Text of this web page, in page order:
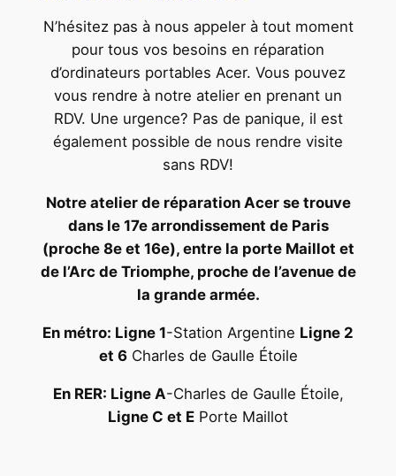
N’hésitez pas à nous appeler à tout moment
pour tous vos besoins en réparation
d’ordinateurs portables Acer. Vous pouvez
vous rendre à notre atelier en prenant un
RDV. Une urgence? Pas de panique, il est
également possible de nous rendre visite
sans RDV!
Notre atelier de réparation Acer se trouve
dans le 17e arrondissement de Paris
(proche 8e et 16e), entre la porte Maillot et
de l’Arc de Triomphe, proche de l’avenue de
la grande armée.
En métro: Ligne 1-Station Argentine Ligne 2
et 6Charles de Gaulle Étoile
En RER: Ligne A-Charles de Gaulle Étoile,
Ligne C et E Porte Maillot